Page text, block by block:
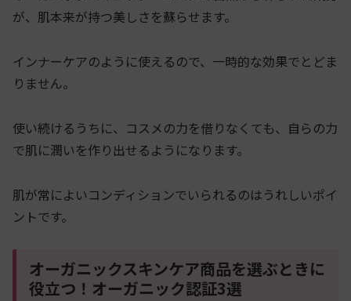
が、肌本来が持つ美しさを蘇らせます。
インナーケアのように使えるので、一時的な効果でとどま
りません。
使い続けるうちに、コスメの力を借りなくても、自らの力
で肌に潤いを作り出せるようになります。
肌が常によいコンディションでいられるのはうれしいポイ
ントです。
オーガニックスキンケア商品を選ぶときに
役立つ！オーガニック認証3選